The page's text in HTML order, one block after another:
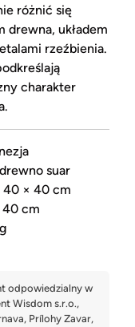
różnić się
drewna, układem
rzeźbienia.
charakter
suar
40 × 40 cm
cm